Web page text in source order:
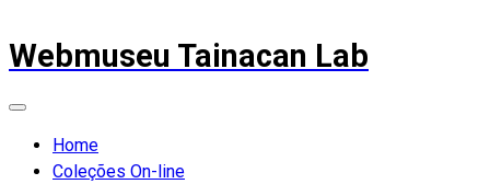
Webmuseu Tainacan Lab
Home
Coleções On-line